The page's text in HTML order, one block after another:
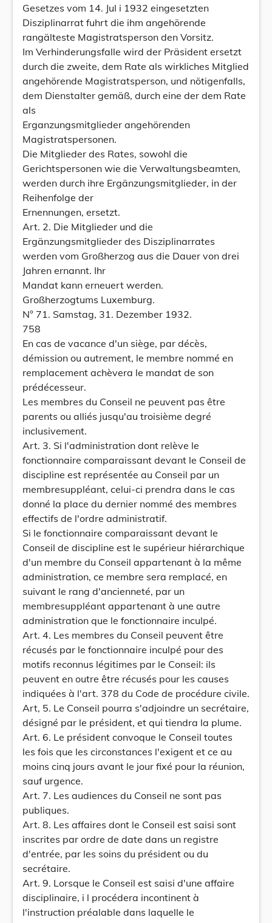
Gesetzes vom 14. Jul i 1932 eingesetzten
Disziplinarrat fuhrt die ihm angehörende
rangälteste Magistratsperson den Vorsitz.
Im Verhinderungsfalle wird der Präsident ersetzt
durch die zweite, dem Rate als wirkliches Mitglied
angehörende Magistratsperson, und nötigenfalls,
dem Dienstalter gemäß, durch eine der dem Rate
als
Erganzungsmitglieder angehörenden
Magistratspersonen.
Die Mitglieder des Rates, sowohl die
Gerichtspersonen wie die Verwaltungsbeamten,
werden durch ihre Ergänzungsmitglieder, in der
Reihenfolge der
Ernennungen, ersetzt.
Art. 2. Die Mitglieder und die
Ergänzungsmitglieder des Disziplinarrates
werden vom Großherzog aus die Dauer von drei
Jahren ernannt. Ihr
Mandat kann erneuert werden.
Großherzogtums Luxemburg.
N° 71. Samstag, 31. Dezember 1932.
758
En cas de vacance d'un siège, par décès,
démission ou autrement, le membre nommé en
remplacement achèvera le mandat de son
prédécesseur.
Les membres du Conseil ne peuvent pas être
parents ou alliés jusqu'au troisième degré
inclusivement.
Art. 3. Si l'administration dont relève le
fonctionnaire comparaissant devant le Conseil de
discipline est représentée au Conseil par un
membresuppléant, celui-ci prendra dans le cas
donné la place du dernier nommé des membres
effectifs de l'ordre administratif.
Si le fonctionnaire comparaissant devant le
Conseil de discipline est le supérieur hiérarchique
d'un membre du Conseil appartenant à la même
administration, ce membre sera remplacé, en
suivant le rang d'ancienneté, par un
membresuppléant appartenant à une autre
administration que le fonctionnaire inculpé.
Art. 4. Les membres du Conseil peuvent être
récusés par le fonctionnaire inculpé pour des
motifs reconnus légitimes par le Conseil: ils
peuvent en outre être récusés pour les causes
indiquées à l'art. 378 du Code de procédure civile.
Art, 5. Le Conseil pourra s'adjoindre un secrétaire,
désigné par le président, et qui tiendra la plume.
Art. 6. Le président convoque le Conseil toutes
les fois que les circonstances l'exigent et ce au
moins cinq jours avant le jour fixé pour la réunion,
sauf urgence.
Art. 7. Les audiences du Conseil ne sont pas
publiques.
Art. 8. Les affaires dont le Conseil est saisi sont
inscrites par ordre de date dans un registre
d'entrée, par les soins du président ou du
secrétaire.
Art. 9. Lorsque le Conseil est saisi d'une affaire
disciplinaire, i l procédera incontinent à
l'instruction préalable dans laquelle le